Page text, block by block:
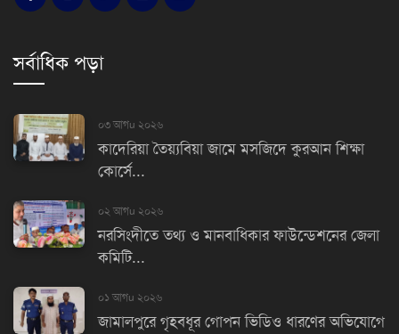
সর্বাধিক পড়া
০৩ আগu ২০২৬
কাদেরিয়া তৈয়্যবিয়া জামে মসজিদে কুরআন শিক্ষা
কোর্সে...
০২ আগu ২০২৬
নরসিংদীতে তথ্য ও মানবাধিকার ফাউন্ডেশনের জেলা
কমিটি...
০১ আগu ২০২৬
জামালপুরে গৃহবধূর গোপন ভিডিও ধারণের অভিযোগে